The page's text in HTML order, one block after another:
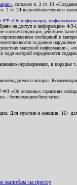
, согласно п. 2 ст. 13
24 вышеобозначенного
РФ «Об информации,
на доступ к информации» ФЗ-
сообщений и
за данное
массовой информации»,
которой определяется
опровержения, в порядке
и авторы.
основных гарантиях
- безвозмездно/бесплатно.
Для мужчин и женщин. 16+